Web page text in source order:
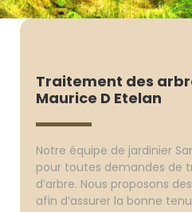
Traitement des
Maurice D Etelan
Notre équipe de jardinier
pour toutes demandes de
d’arbre. Nous proposons
afin d’assurer la bonne